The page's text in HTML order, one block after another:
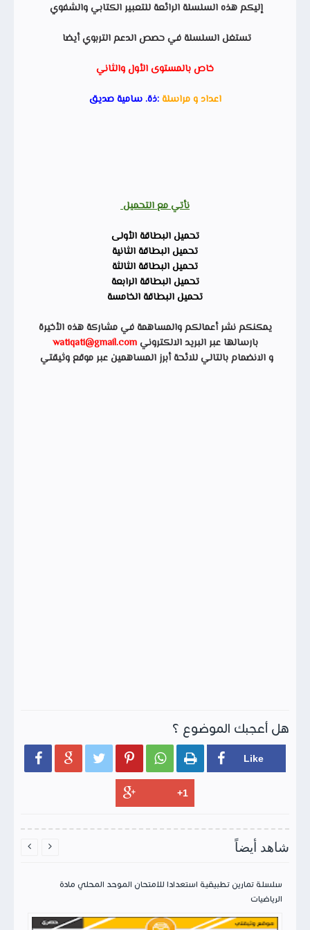
إليكم هذه السلسلة الرائعة للتعبير الكتابي والشفوي
تستغل السلسلة في حصص الدعم التربوي أيضا
خاص بالمستوى الأول والثاني
اعداد و مراسلة:ذة. سامية صديق
نأتي مع التحميل
تحميل البطاقة الأولى
تحميل البطاقة الثانية
تحميل البطاقة الثالثة
تحميل البطاقة الرابعة
تحميل البطاقة الخامسة
يمكنكم نشر أعمالكم والمساهمة في مشاركة هذه الأخيرة
بارسالها عبر البريد الالكترونيwatiqati@gmail.com
و الانضمام بالتالي للائحة أبرز المساهمين عبر موقع وثيقتي
هل أعجبك الموضوع ؟
     
شاهد أيضاً
سلسلة تمارين تطبيقية استعدادا للامتحان الموحد المحلي مادة
الرياضيات
 